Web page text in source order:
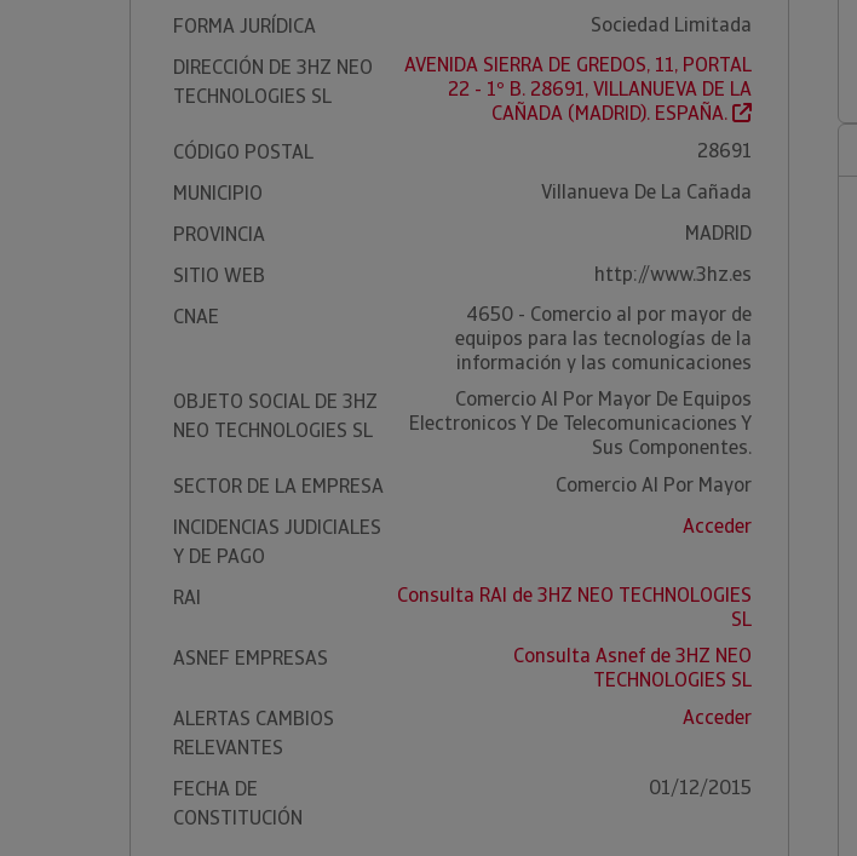
FORMA JURÍDICA
Sociedad Limitada
DIRECCIÓN DE 3HZ NEO
TECHNOLOGIES SL
AVENIDA SIERRA DE GREDOS, 11, PORTAL
22 - 1º B. 28691, VILLANUEVA DE LA
CAÑADA (MADRID). ESPAÑA.
CÓDIGO POSTAL
28691
MUNICIPIO
Villanueva De La Cañada
PROVINCIA
MADRID
SITIO WEB
http://www.3hz.es
CNAE
4650 - Comercio al por mayor de
equipos para las tecnologías de la
información y las comunicaciones
OBJETO SOCIAL DE 3HZ
NEO TECHNOLOGIES SL
Comercio Al Por Mayor De Equipos
Electronicos Y De Telecomunicaciones Y
Sus Componentes.
SECTOR DE LA EMPRESA
Comercio Al Por Mayor
INCIDENCIAS JUDICIALES
Y DE PAGO
Acceder
RAI
Consulta RAI de 3HZ NEO TECHNOLOGIES
SL
ASNEF EMPRESAS
Consulta Asnef de 3HZ NEO
TECHNOLOGIES SL
ALERTAS CAMBIOS
RELEVANTES
Acceder
FECHA DE
CONSTITUCIÓN
01/12/2015